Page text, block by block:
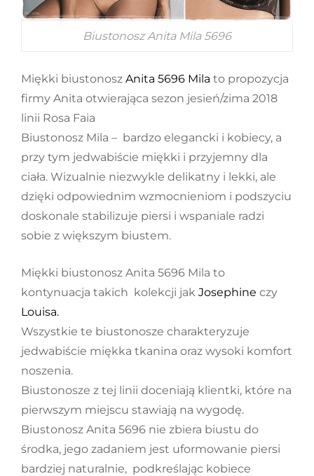
Biustonosz Anita Mila 5696
Miękki biustonosz Anita 5696 Mila to propozycja
firmy Anita otwierająca sezon jesień/zima 2018
linii Rosa Faia
Biustonosz Mila – bardzo elegancki i kobiecy, a
przy tym jedwabiście miękki i przyjemny dla
ciała. Wizualnie niezwykle delikatny i lekki, ale
dzięki odpowiednim wzmocnieniom i podszyciu
doskonale stabilizuje piersi i wspaniale radzi
sobie z większym biustem.
Miękki biustonosz Anita 5696 Mila to
kontynuacja takich kolekcji jak Josephine czy
Louisa.
Wszystkie te biustonosze charakteryzuje
jedwabiście miękka tkanina oraz wysoki komfort
noszenia.
Biustonosze z tej linii doceniają klientki, które na
pierwszym miejscu stawiają na wygodę.
Biustonosz Anita 5696 nie zbiera biustu do
środka, jego zadaniem jest uformowanie piersi
bardziej naturalnie, podkreślając kobiece